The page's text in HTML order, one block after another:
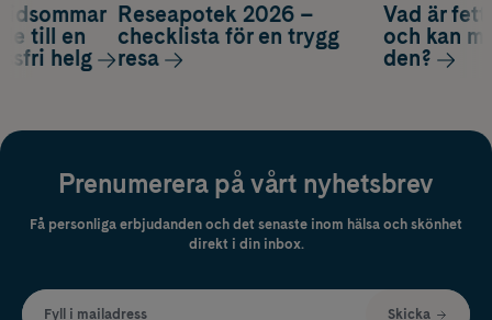
Vad är
och kan
den?
till en
helg
Reseapotek 2026 –
checklista för en trygg
resa
Prenumerera på vårt nyhetsbrev
Få personliga erbjudanden och det senaste inom hälsa och skönhet
direkt i din inbox.
Fyll i mailadress Skicka